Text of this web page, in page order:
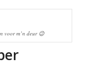
voor m’n deur 😉